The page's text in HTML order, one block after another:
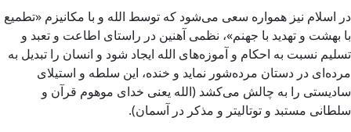
در اسلام نیز همواره سعی می‌شود که توسط الله و با مکانیزم «تطمیع
با بهشت و تهدید با جهنم»، نظمی آهنین در راستای اطاعت و تعبد و
تسلیم نسبت به احکام و آموزه‌های الله ایجاد شود و انسان را تبدیل به
مرده‌ای در دستان مرده‌شور نماید و خنده، این سلطه و استیلای
سادیستی را به چالش می‌کشد (الله یعنی خدای موهوم قرآن و
سلطانی مستبد و توتالیتر و مذکر در آسمان).